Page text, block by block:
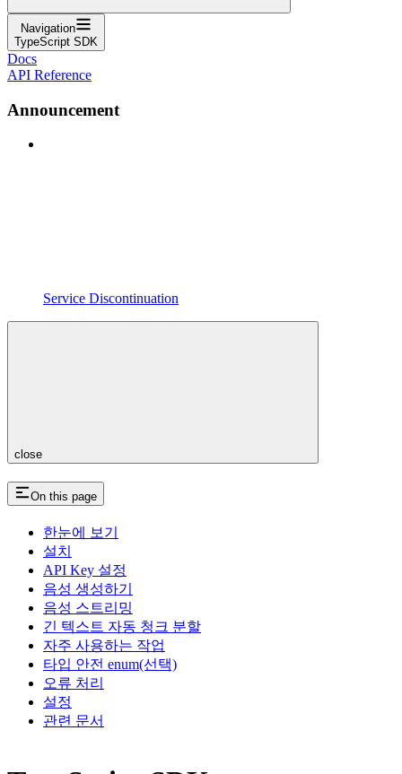
Navigation
TypeScript SDK
Docs
API Reference
Announcement
Service Discontinuation
close
On this page
한눈에 보기
설치
API Key 설정
음성 생성하기
음성 스트리밍
긴 텍스트 자동 청크 분할
자주 사용하는 작업
타입 안전 enum(선택)
오류 처리
설정
관련 문서